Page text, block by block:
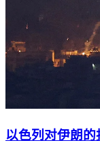
以色列对伊朗